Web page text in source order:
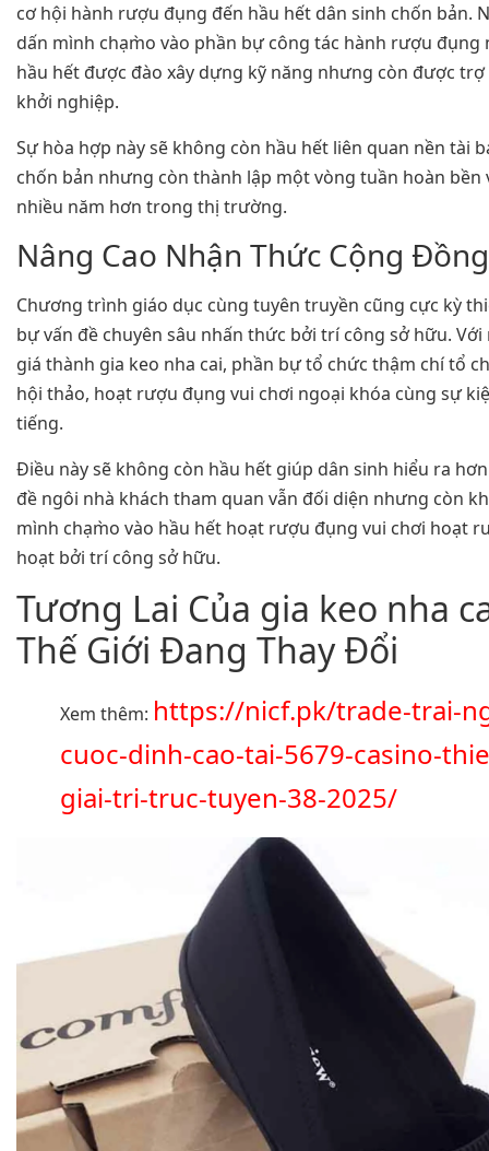
cơ hội hành rượu đụng đến hầu hết dân sinh chốn bản.
dấn mình chạm̀o vào phần bự công tác hành rượu đụng
hầu hết được đào xây dựng kỹ năng nhưng còn được
khởi nghiệp.
Sự hòa hợp này sẽ không còn hầu hết liên quan nền tài
chốn bản nhưng còn thành lập một vòng tuần hoàn bền
nhiều năm hơn trong thị trường.
Nâng Cao Nhận Thức Cộng Đồng
Chương trình giáo dục cùng tuyên truyền cũng cực kỳ
bự vấn đề chuyên sâu nhấn thức bởi trí công sở hữu.
giá thành gia keo nha cai, phần bự tổ chức thậm chí tổ
hội thảo, hoạt rượu đụng vui chơi ngoại khóa cùng sự
tiếng.
Điều này sẽ không còn hầu hết giúp dân sinh hiểu ra
đề ngôi nhà khách tham quan vẫn đối diện nhưng còn
mình chạm̀o vào hầu hết hoạt rượu đụng vui chơi hoạt
hoạt bởi trí công sở hữu.
Tương Lai Của gia keo nha
Thế Giới Đang Thay Đổi
Xem thêm: https://nicf.pk/trade-trai-
cuoc-dinh-cao-tai-5679-casino-
giai-tri-truc-tuyen-38-2025/